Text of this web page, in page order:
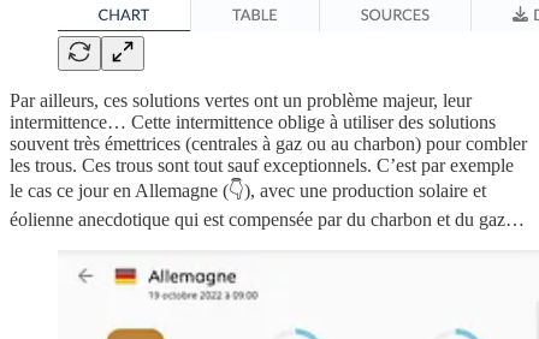
Par ailleurs, ces solutions vertes ont un problème majeur, leur
intermittence… Cette intermittence oblige à utiliser des solutions
souvent très émettrices (centrales à gaz ou au charbon) pour combler
les trous. Ces trous sont tout sauf exceptionnels. C’est par exemple
le cas ce jour en Allemagne (👇), avec une production solaire et
éolienne anecdotique qui est compensée par du charbon et du gaz…